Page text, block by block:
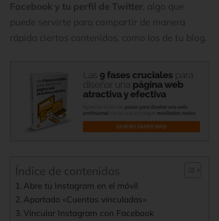
Facebook y tu perfil de Twitter, algo que
puede servirte para compartir de manera
rápida ciertos contenidos, como los de tu blog.
Índice de contenidos
Abre tu Instagram en el móvil
Apartado «Cuentas vinculadas»
Vincular Instagram con Facebook